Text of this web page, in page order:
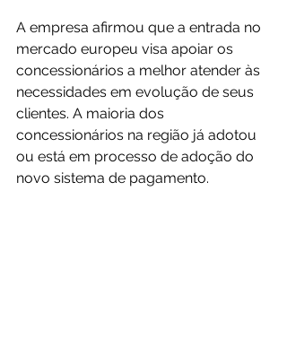
A empresa afirmou que a entrada no
mercado europeu visa apoiar os
concessionários a melhor atender às
necessidades em evolução de seus
clientes. A maioria dos
concessionários na região já adotou
ou está em processo de adoção do
novo sistema de pagamento.